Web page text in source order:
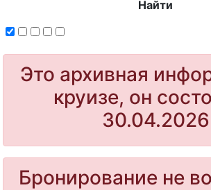
Найти
Это архивная
круизе, он
30.04.2026
Бронирование не